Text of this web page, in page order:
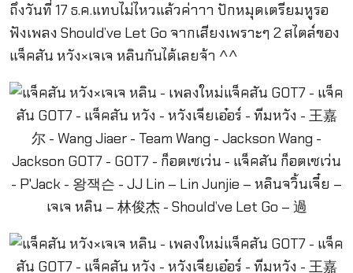
ถึงวันที่ 17 ธ.ค.แทบไม่ไหวแล้วค่าาา ปักหมุดเตรียมหูรอ
ฟังเพลง Should’ve Let Go จากเสียงเพราะๆ 2 สไตล์ของ
แจ็คสัน หวัง×เจเจ หลินกันได้เลยจ้า ^^